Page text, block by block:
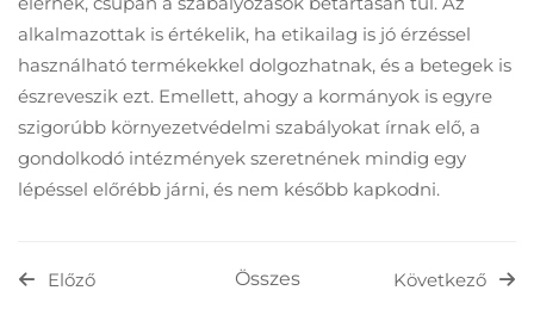
alkalmazottak is értékelik, ha etikailag is jó érzéssel
használható termékekkel dolgozhatnak, és a betegek is
észreveszik ezt. Emellett, ahogy a kormányok is egyre
szigorúbb környezetvédelmi szabályokat írnak elő, a
gondolkodó intézmények szeretnének mindig egy
lépéssel előrébb járni, és nem később kapkodni.
Előző Összes Következő